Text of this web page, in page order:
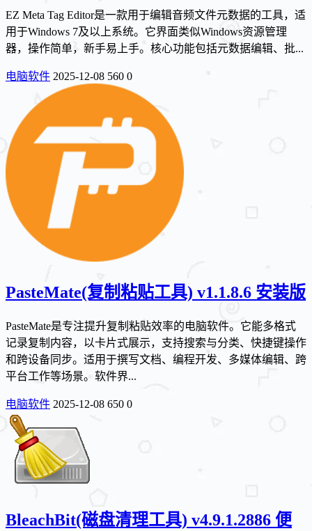
EZ Meta Tag Editor是一款用于编辑音频文件元数据的工具，适
用于Windows 7及以上系统。它界面类似Windows资源管理
器，操作简单，新手易上手。核心功能包括元数据编辑、批...
电脑软件 2025-12-08 560 0
PasteMate(复制粘贴工具) v1.1.8.6 安装版
PasteMate是专注提升复制粘贴效率的电脑软件。它能多格式
记录复制内容，以卡片式展示，支持搜索与分类、快捷键操作
和跨设备同步。适用于撰写文档、编程开发、多媒体编辑、跨
平台工作等场景。软件界...
电脑软件 2025-12-08 650 0
BleachBit(磁盘清理工具) v4.9.1.2886 便